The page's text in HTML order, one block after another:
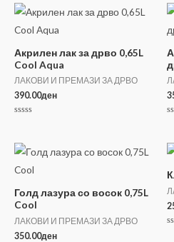
Акрилен лак за дрво 0,65L
Cool Aqua
ЛАКОВИ И ПРЕМАЗИ ЗА ДРВО
390.00ден
5
5
Голд лазура со восок 0,75L
Cool
ЛАКОВИ И ПРЕМАЗИ ЗА ДРВО
350.00ден